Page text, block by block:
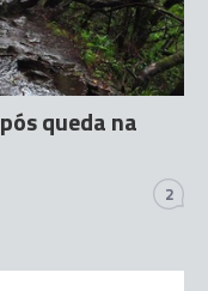
queda na
2